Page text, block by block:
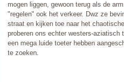
mogen liggen, gewoon terug als de
"regelen" ook het verkeer. Dwz ze
straat en kijken toe naar het
proberen ons echter westers-aziatisch
een mega luide toeter hebben
te zoeken.